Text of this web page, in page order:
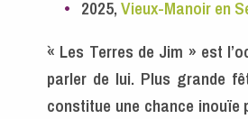
2025,Vieux-Manoir en
`« Les Terres de Jim » est
parler de lui. Plus grande
constitue une chance inouïe